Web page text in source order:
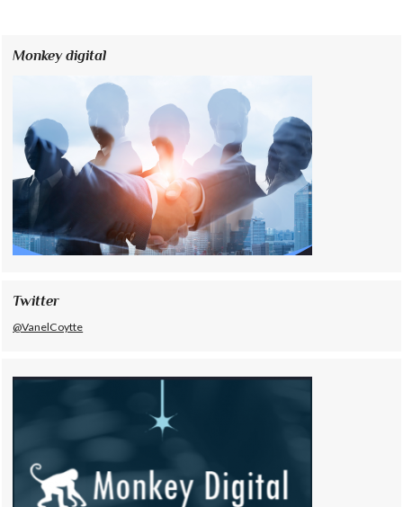
Monkey digital
Twitter
@VanelCoytte